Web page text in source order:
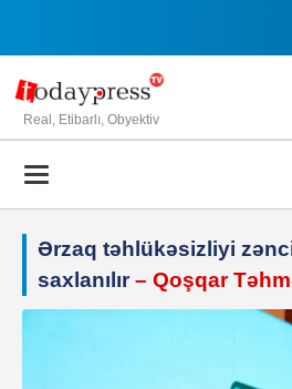
Real, Etibarlı, Obyektiv
Ərzaq təhlükəsizliyi
saxlanılır– Qoşqar